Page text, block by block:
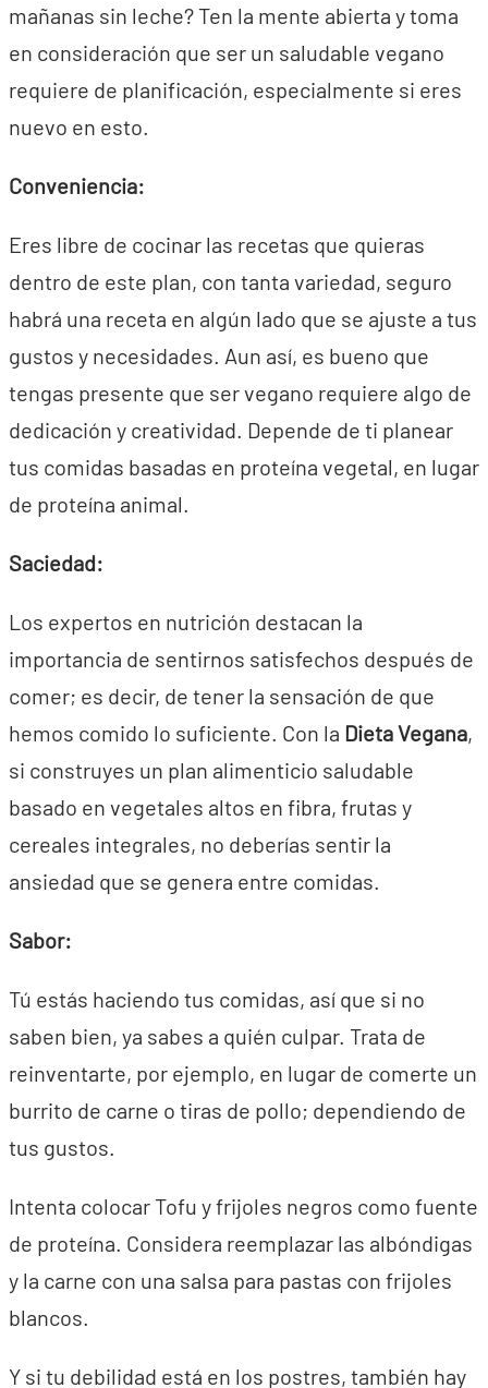
mañanas sin leche? Ten la mente abierta y toma
en consideración que ser un saludable vegano
requiere de planificación, especialmente si eres
nuevo en esto.
Conveniencia:
Eres libre de cocinar las recetas que quieras
dentro de este plan, con tanta variedad, seguro
habrá una receta en algún lado que se ajuste a tus
gustos y necesidades. Aun así, es bueno que
tengas presente que ser vegano requiere algo de
dedicación y creatividad. Depende de ti planear
tus comidas basadas en proteína vegetal, en lugar
de proteína animal.
Saciedad:
Los expertos en nutrición destacan la
importancia de sentirnos satisfechos después de
comer; es decir, de tener la sensación de que
hemos comido lo suficiente. Con la Dieta Vegana,
si construyes un plan alimenticio saludable
basado en vegetales altos en fibra, frutas y
cereales integrales, no deberías sentir la
ansiedad que se genera entre comidas.
Sabor:
Tú estás haciendo tus comidas, así que si no
saben bien, ya sabes a quién culpar. Trata de
reinventarte, por ejemplo, en lugar de comerte un
burrito de carne o tiras de pollo; dependiendo de
tus gustos.
Intenta colocar Tofu y frijoles negros como fuente
de proteína. Considera reemplazar las albóndigas
y la carne con una salsa para pastas con frijoles
blancos.
Y si tu debilidad está en los postres, también hay